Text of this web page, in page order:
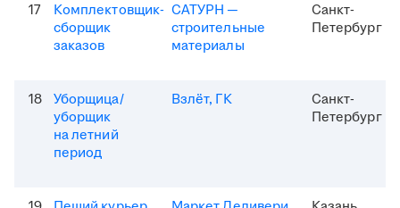
17
Комплектовщик-
сборщик
заказов
САТУРН —
строительные
материалы
Санкт-
Петербург
18
Уборщица/
уборщик
на летний
период
Взлёт, ГК
Санкт-
Петербург